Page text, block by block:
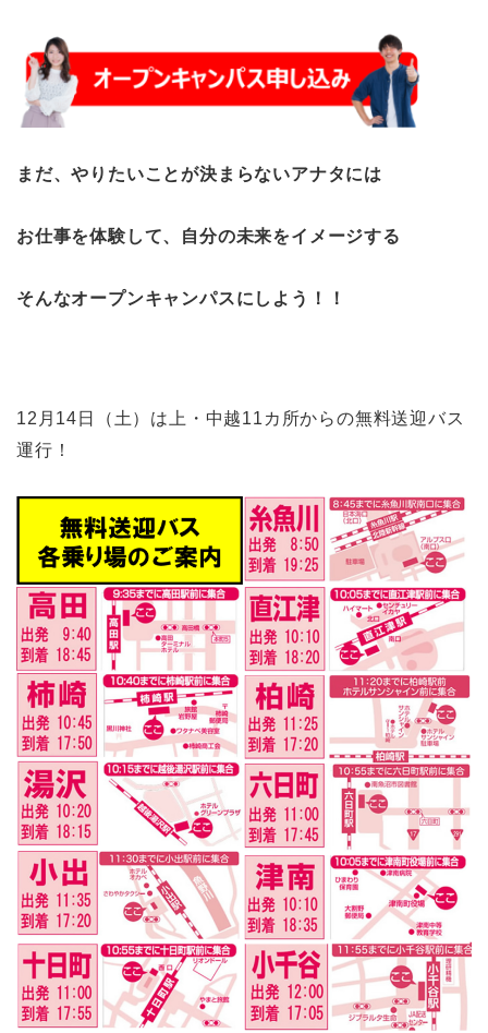
まだ、やりたいことが決まらないアナタには
お仕事を体験して、自分の未来をイメージする
そんなオープンキャンパスにしよう！！
12月14日（土）は上・中越11カ所からの無料送迎バス
運行！